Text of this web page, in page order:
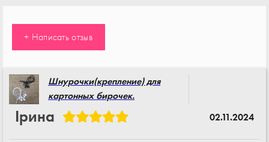
+ Написать отзыв
Шнурочки(крепление) для
картонных бирочек.
Ірина 02.11.2024